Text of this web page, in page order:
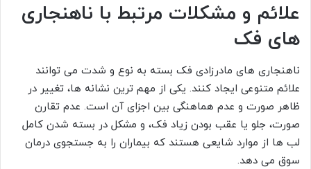
علائم و مشکلات مرتبط با ناهنجاری
های فک
ناهنجاری های مادرزادی فک بسته به نوع و شدت می توانند
علائم متنوعی ایجاد کنند. یکی از مهم ترین نشانه ها، تغییر در
ظاهر صورت و عدم هماهنگی بین اجزای آن است. عدم تقارن
صورت، جلو یا عقب بودن زیاد فک، و مشکل در بسته شدن کامل
لب ها از موارد شایعی هستند که بیماران را به جستجوی درمان
سوق می دهد.